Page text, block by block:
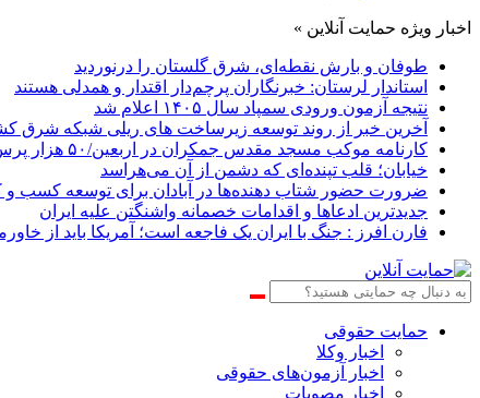
اخبار ویژه حمایت آنلاین »
طوفان و بارش نقطه‌ای، شرق گلستان را درنوردید
استاندار لرستان: خبرنگاران پرچم‌دار اقتدار و همدلی هستند
نتیجه آزمون ورودی سمپاد سال ۱۴۰۵ اعلام شد
آخرین خبر از روند توسعه زیرساخت های ریلی شبکه شرق
کارنامه موکب مسجد مقدس جمکران در اربعین/۵۰ هزار پرس غذای روزانه
خیابان؛ قلب تپنده‌ای که دشمن از آن می‌هراسد
ضرورت حضور شتاب ‌دهنده‌ها در آبادان برای توسعه کسب‌ و
جدیدترین ادعاها و اقدامات خصمانه واشنگتن علیه ایران
فارن افرز : جنگ با ایران یک فاجعه است؛ آمریکا باید از
حمایت حقوقی
اخبار وکلا
اخبار آزمون‌های حقوقی
اخبار مصوبات